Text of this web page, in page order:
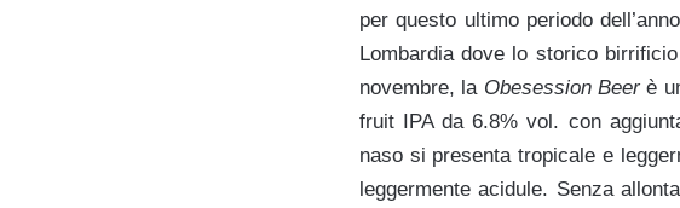
per questo ultimo periodo
Lombardia dove lo storico birrificio
novembre, la Obesession Beerè
fruit IPA da 6.8% vol. con
naso si presenta tropicale e
leggermente acidule. Senza